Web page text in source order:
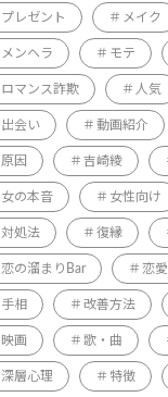
プレゼント メイク
メンヘラ モテ
ロマンス詐欺 人気
出会い 動画紹介
原因 吉崎綾
女の本音 女性向け
対処法 復縁
恋の溜まりBar 恋愛
手相 改善方法
映画 歌・曲
深層心理 特徴